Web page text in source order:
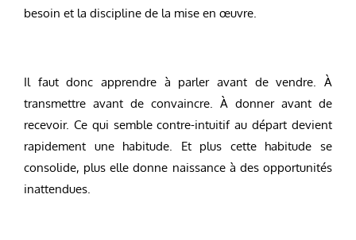
besoin et la discipline de la mise en œuvre.
Il faut donc apprendre à parler avant de vendre. À
transmettre avant de convaincre. À donner avant de
recevoir. Ce qui semble contre-intuitif au départ devient
rapidement une habitude. Et plus cette habitude se
consolide, plus elle donne naissance à des opportunités
inattendues.